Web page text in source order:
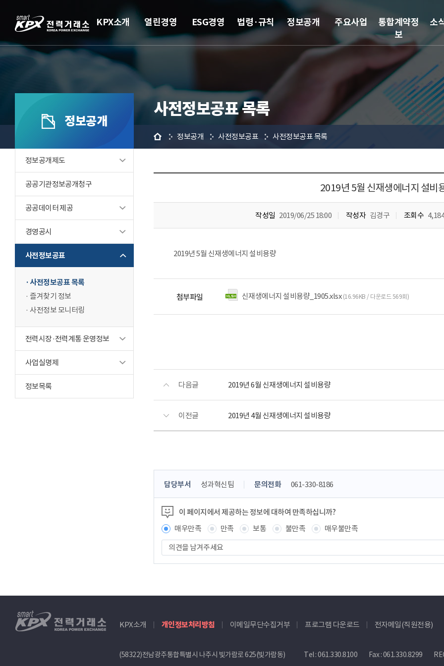
KPX소개 열린경영 ESG경영 법령·규칙 정보공개 주요사업
통합계약정
보
소
정보공개
정보공개제도
공공기관정보공개청구
공공데이터 제공
경영공시
사전정보공표
사전정보공표 목록
즐겨찾기 정보
사전정보 모니터링
전력시장·전력계통 운영정보
사업실명제
정보목록
사전정보공표 목록
홈 정보공개 사전정보공표 사전정보공표 목록
2019년 5월 신재생에너지 설비
작성일 2019/06/25 18:00 작성자 김경구 조회수
2019년 5월 신재생에너지 설비용량
첨부파일 신재생에너지 설비용량_1905.xlsx (16.96KB / 다운로드 569회)
다음글 2019년 6월 신재생에너지 설비용량
이전글 2019년 4월 신재생에너지 설비용량
콘
츠
정
보
책
임
자
담당부서 성과혁신팀 문의전화 061-330-8186
이 페이지에서 제공하는 정보에 대하여 만족하십니까?
매우만족
만족 보통 불만족
매우불만족
견
을
주
전
래
KPX소개 개인정보처리방침 이메일무단수집거부 프로그램 다운로드 전자메일(직원전용)
(58322)전남광주통합특별시 나주시 빛가람로 625(빛가람동) Tel :061.330.8100 Fax : 061.330.8299